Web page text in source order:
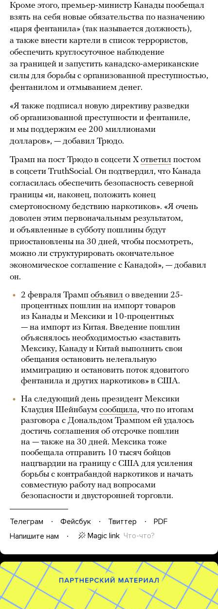
Кроме этого, премьер-министр Канады пообещал
взять на себя новые обязательства по назначению
«царя фентанила» (так называется должность),
а также внести картели в список террористов,
обеспечить круглосуточное наблюдение
за границей и запустить канадско-американские
силы для борьбы с организованной преступностью,
фентанилом и отмыванием денег.
«Я также подписал новую директиву разведки
об организованной преступности и фентаниле,
и мы поддержим ее 200 миллионами
долларов», — добавил Трюдо.
Трамп на пост Трюдо в соцсети X ответил постом
в соцсети TruthSocial. Он подтвердил, что Канада
согласилась обеспечить безопасность северной
границы «и, наконец, положить конец
смертоносному бедствию наркотиков». «Я очень
доволен этим первоначальным результатом,
и объявленные в субботу пошлины будут
приостановлены на 30 дней, чтобы посмотреть,
можно ли структурировать окончательное
экономическое соглашение с Канадой», — добавил
он.
2 февраля Трамп объявил о введении 25-
процентных пошлин на импорт товаров
из Канады и Мексики и 10-процентных
— на импорт из Китая. Введение пошлин
объяснялось необходимостью «заставить
Мексику, Канаду и Китай выполнить свои
обещания остановить нелегальную
иммиграцию и остановить поток ядовитого
фентанила и других наркотиков» в США.
На следующий день президент Мексики
Клаудия Шейнбаум сообщила, что по итогам
разговора с Дональдом Трампом ей удалось
достичь соглашения об отсрочке пошлин
на — также на 30 дней. Мексика тоже
пообещала отправить 10 тысяч бойцов
нацгвардии на границу с США для усиления
борьбы с контрабандой наркотиков и начать
совместную работу над вопросами
безопасности и двусторонней торговли.
Телеграм Фейсбук Твиттер
PDF
Напишите нам
Magic link Что-что?